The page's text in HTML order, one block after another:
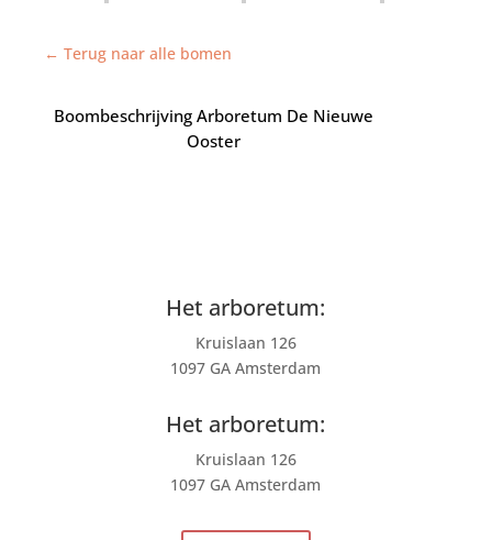
← Terug naar alle bomen
Boombeschrijving Arboretum De Nieuwe
Ooster
Het arboretum:
Kruislaan 126
1097 GA Amsterdam
Het arboretum:
Kruislaan 126
1097 GA Amsterdam